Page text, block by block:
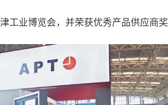
工业博览会，并荣获优秀产品供应商奖